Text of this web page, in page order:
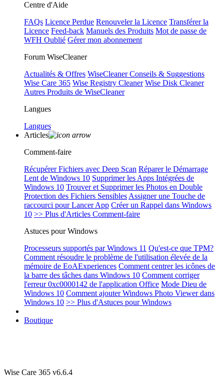
Centre d'Aide
FAQs Licence Perdue Renouveler la Licence Transférer la
Licence Feed-back Manuels des Produits Mot de passe de
WFH Oublié Gérer mon abonnement
Forum WiseCleaner
Actualités & Offres WiseCleaner Conseils & Suggestions
Wise Care 365 Wise Registry Cleaner Wise Disk Cleaner
Autres Produits de WiseCleaner
Langues
Langues
Articles
Comment-faire
Récupérer Fichiers avec Deep Scan Réparer le Démarrage
Lent de Windows 10 Supprimer les Apps Intégrées de
Windows 10 Trouver et Supprimer les Photos en Double
Protection des Fichiers Sensibles Assigner une Touche de
raccourci pour Lancer App Créer un Rappel dans Windows
10 >> Plus d'Articles Comment-faire
Astuces pour Windows
Processeurs supportés par Windows 11 Qu'est-ce que TPM?
Comment résoudre le problème de l'utilisation élevée de la
mémoire de EoAExperiences Comment centrer les icônes de
la barre des tâches dans Windows 10 Comment corriger
l'erreur 0xc0000142 de l'application Office Mode Dieu de
Windows 10 Comment ajouter Windows Photo Viewer dans
Windows 10 >> Plus d'Astuces pour Windows
Boutique
Wise Care 365 v6.6.4